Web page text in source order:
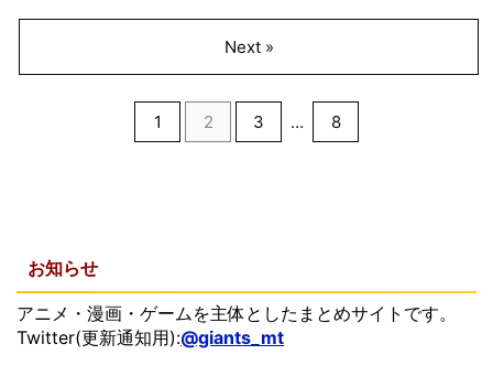
1 2 3 … 8
Next »
お知らせ
アニメ・漫画・ゲームを主体としたまとめサイトです。
Twitter(更新通知用):@giants_mt